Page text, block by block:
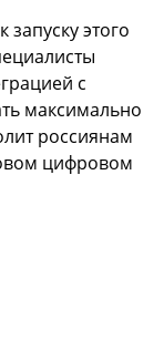
запуску этого
с
максимально
россиянам
цифровом